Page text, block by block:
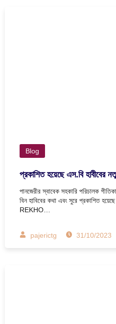
Blog
প্রকাশিত হয়েছে এস.বি হাবীবের
পানজেরীর স্বাবেক সহকারি পরিচালক
বিন হাবিবের কথা এবং সুরে প্রকাশিত
REKHO…
pajerictg 31/10/2023